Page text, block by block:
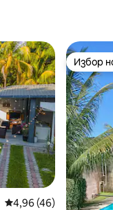
Средна оценка: 4,96
4,96 (46)
Избор
Избор